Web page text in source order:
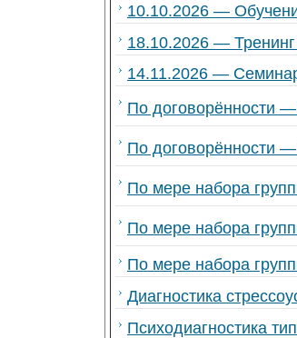
10.10.2026 —
18.10.2026 —
14.11.2026 —
По договорённости —
По договорённости —
По мере набора
По мере набора
По мере набора
Диагностика
Психодиагностика